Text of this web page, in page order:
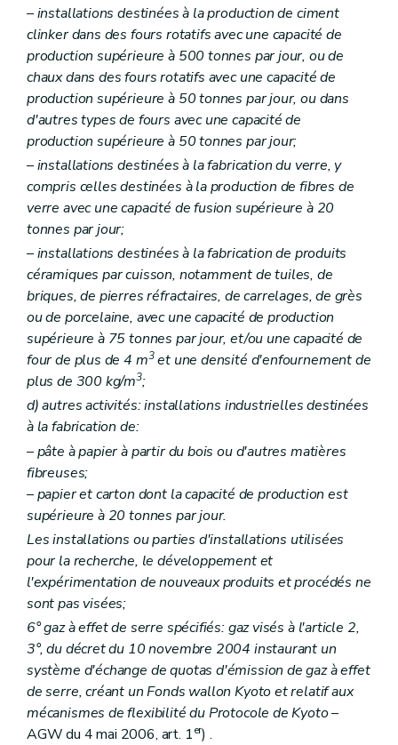
Art. 210
Art. 211
Art. 212
Art. 213
Art. 214
Art. 215
Art. 216
Art. 217
Art. 218
Art. 219
Art. 220
Art. 221
Art. 222
Art. 223
Art. 224
Art. 225
Art. 226
Art. 227
Art. 228
Art. 229
Art. 230
Art. 231
Art. 232
Art. 233
Art. 234
Art. 235
Art. 236
Art. 238
Art. 239
Art. 240
Art. 241
Art. 242
Art. 243
Art. 244
Art. 245
Art. 246
Art. 247
Art. 248
Art. 249
Art. 250
Art. 251
Art. 252
– installations destinées à la production de ciment
clinker dans des fours rotatifs avec une capacité de
production supérieure à 500 tonnes par jour, ou de
chaux dans des fours rotatifs avec une capacité de
production supérieure à 50 tonnes par jour, ou dans
d'autres types de fours avec une capacité de
production supérieure à 50 tonnes par jour;
– installations destinées à la fabrication du verre, y
compris celles destinées à la production de fibres de
verre avec une capacité de fusion supérieure à 20
tonnes par jour;
– installations destinées à la fabrication de produits
céramiques par cuisson, notamment de tuiles, de
briques, de pierres réfractaires, de carrelages, de grès
ou de porcelaine, avec une capacité de production
supérieure à 75 tonnes par jour, et/ou une capacité de
four de plus de 4 m3et une densité d'enfournement de
plus de 300 kg/m3;
d) autres activités: installations industrielles destinées
à la fabrication de:
– pâte à papier à partir du bois ou d'autres matières
fibreuses;
– papier et carton dont la capacité de production est
supérieure à 20 tonnes par jour.
Les installations ou parties d'installations utilisées
pour la recherche, le développement et
l'expérimentation de nouveaux produits et procédés ne
sont pas visées;
6° gaz à effet de serre spécifiés: gaz visés à l'article 2,
3°, du décret du 10 novembre 2004 instaurant un
système d'échange de quotas d'émission de gaz à effet
de serre, créant un Fonds wallon Kyoto et relatif aux
mécanismes de flexibilité du Protocole de Kyoto–
AGW du 4 mai 2006, art. 1er) .